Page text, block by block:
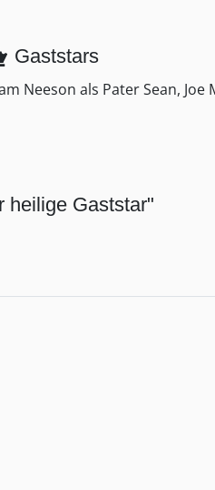
Gaststars
Neeson als Pater Sean, Joe
heilige Gaststar"